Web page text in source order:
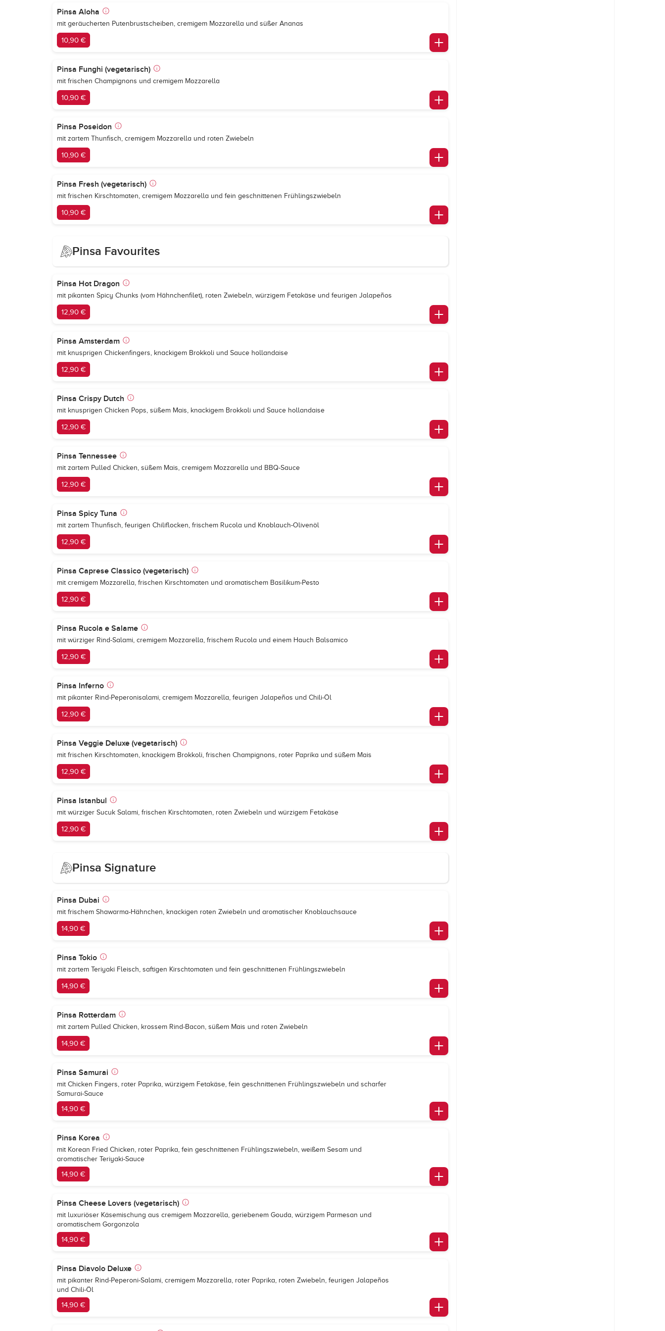
Pinsa Aloha
mit geräucherten Putenbrustscheiben, cremigem Mozzarella und süßer Ananas
10,90 €
Pinsa Funghi (vegetarisch)
mit frischen Champignons und cremigem Mozzarella
10,90 €
Pinsa Poseidon
mit zartem Thunfisch, cremigem Mozzarella und roten Zwiebeln
10,90 €
Pinsa Fresh (vegetarisch)
mit frischen Kirschtomaten, cremigem Mozzarella und fein geschnittenen Frühlingszwiebeln
10,90 €
Pinsa Favourites
Pinsa Hot Dragon
mit pikanten Spicy Chunks (vom Hähnchenfilet), roten Zwiebeln, würzigem Fetakäse und feurigen Jalapeños
12,90 €
Pinsa Amsterdam
mit knusprigen Chickenfingers, knackigem Brokkoli und Sauce hollandaise
12,90 €
Pinsa Crispy Dutch
mit knusprigen Chicken Pops, süßem Mais, knackigem Brokkoli und Sauce hollandaise
12,90 €
Pinsa Tennessee
mit zartem Pulled Chicken, süßem Mais, cremigem Mozzarella und BBQ-Sauce
12,90 €
Pinsa Spicy Tuna
mit zartem Thunfisch, feurigen Chiliflocken, frischem Rucola und Knoblauch-Olivenöl
12,90 €
Pinsa Caprese Classico (vegetarisch)
mit cremigem Mozzarella, frischen Kirschtomaten und aromatischem Basilikum-Pesto
12,90 €
Pinsa Rucola e Salame
mit würziger Rind-Salami, cremigem Mozzarella, frischem Rucola und einem Hauch Balsamico
12,90 €
Pinsa Inferno
mit pikanter Rind-Peperonisalami, cremigem Mozzarella, feurigen Jalapeños und Chili-Öl
12,90 €
Pinsa Veggie Deluxe (vegetarisch)
mit frischen Kirschtomaten, knackigem Brokkoli, frischen Champignons, roter Paprika und süßem Mais
12,90 €
Pinsa Istanbul
mit würziger Sucuk Salami, frischen Kirschtomaten, roten Zwiebeln und würzigem Fetakäse
12,90 €
Pinsa Signature
Pinsa Dubai
mit frischem Shawarma-Hähnchen, knackigen roten Zwiebeln und aromatischer Knoblauchsauce
14,90 €
Pinsa Tokio
mit zartem Teriyaki Fleisch, saftigen Kirschtomaten und fein geschnittenen Frühlingszwiebeln
14,90 €
Pinsa Rotterdam
mit zartem Pulled Chicken, krossem Rind-Bacon, süßem Mais und roten Zwiebeln
14,90 €
Pinsa Samurai
mit Chicken Fingers, roter Paprika, würzigem Fetakäse, fein geschnittenen Frühlingszwiebeln und scharfer
Samurai-Sauce
14,90 €
Pinsa Korea
mit Korean Fried Chicken, roter Paprika, fein geschnittenen Frühlingszwiebeln, weißem Sesam und
aromatischer Teriyaki-Sauce
14,90 €
Pinsa Cheese Lovers (vegetarisch)
mit luxuriöser Käsemischung aus cremigem Mozzarella, geriebenem Gouda, würzigem Parmesan und
aromatischem Gorgonzola
14,90 €
Pinsa Diavolo Deluxe
mit pikanter Rind-Peperoni-Salami, cremigem Mozzarella, roter Paprika, roten Zwiebeln, feurigen Jalapeños
und Chili-Öl
14,90 €